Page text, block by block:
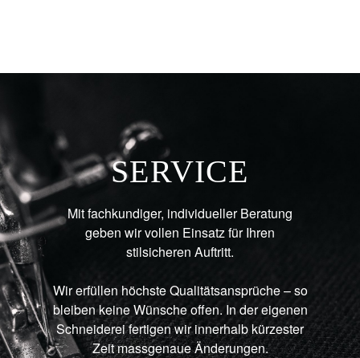
SERVICE
Mit fachkundiger, individueller Beratung
geben wir vollen Einsatz für Ihren
stilsicheren Auftritt.
Wir erfüllen höchste Qualitätsansprüche – so
bleiben keine Wünsche offen. In der eigenen
Schneiderei fertigen wir innerhalb kürzester
Zeit massgenaue Änderungen.